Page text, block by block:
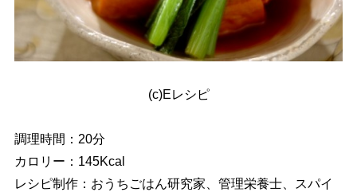
(c)Eレシピ
調理時間：20分
カロリー：145Kcal
レシピ制作：おうちごはん研究家、管理栄養士、スパイ